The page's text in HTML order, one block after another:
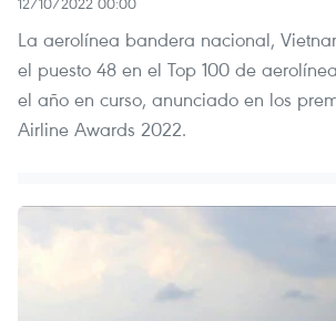
La aerolínea bandera nacional,
el puesto 48 en el Top 100 de
el año en curso, anunciado en los
Airline Awards 2022.